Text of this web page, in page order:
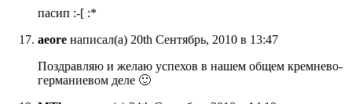
пасип :-[ :*
aeore написал(а) 20th Сентябрь, 2010 в 13:47
Поздравляю и желаю успехов в нашем общем кремнево-
германиевом деле 🙂